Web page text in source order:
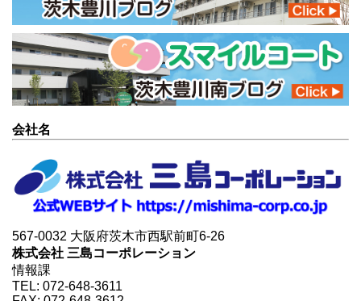
会社名
567-0032 大阪府茨木市西駅前町6-26
株式会社 三島コーポレーション
情報課
TEL: 072-648-3611